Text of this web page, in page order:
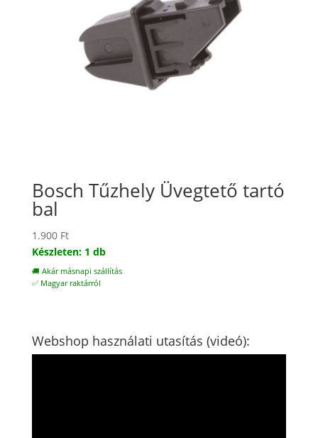
Bosch Tűzhely Üvegtető tartó
bal
1.900 Ft
Készleten: 1 db
🚚 Akár másnapi szállítás
✅ Magyar raktárról
Webshop használati utasítás (videó):